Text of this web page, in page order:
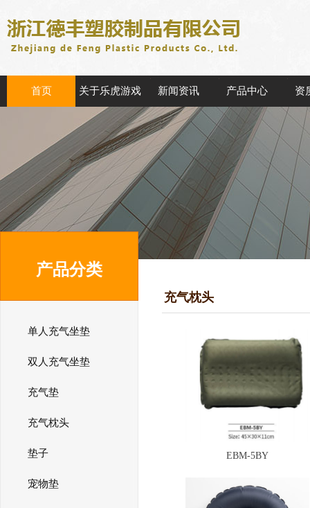
首页 关于乐虎游戏 新闻资讯 产品中心 资
产品分类
单人充气坐垫
双人充气坐垫
充气垫
充气枕头
垫子
宠物垫
充气枕头
EBM-5BY